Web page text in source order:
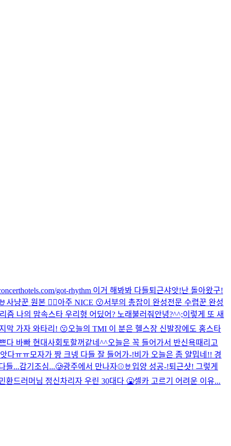
got-rhythm 이거 해봐봐 다들퇴근샤앗!난 돌아왔구!
사냥꾼 원본 🙂‍↕️아주 NICE 😗서부의 총잡이 완성전문 수렵꾼 완성
즘 나의 맘속스타 우리형 어딨어? 노래불러줘 안녕?^^;이렇게 또 새
막 가자 와타리! 😗오늘의 TMI 이 분은 헬스장 신발장에도 홍스타
다 바빠 현대사회 토할꺼같네^^오늘은 꼭 들어가서 반신욕때리고
다ㅠㅠ모자가 짱 크넹 다들 잘 들어가-!비가 오늘은 좀 얄밉네!! 경
들...감기조심...🥲광주에서 만나자⚾️🤘 입양 성공-!퇴근샷! 그렇게
환드러머님 정신차리자 우린 30대다 🤮셀카 고르기 어려운 이유...